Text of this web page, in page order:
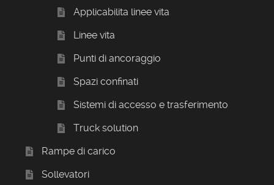
Applicabilita linee vita
Linee vita
Punti di ancoraggio
Spazi confinati
Sistemi di accesso e trasferimento
Truck solution
Rampe di carico
Sollevatori